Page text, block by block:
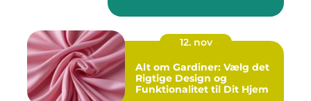
12. nov
Alt om Gardiner: Vælg det
Rigtige Design og
Funktionalitet til Dit Hjem